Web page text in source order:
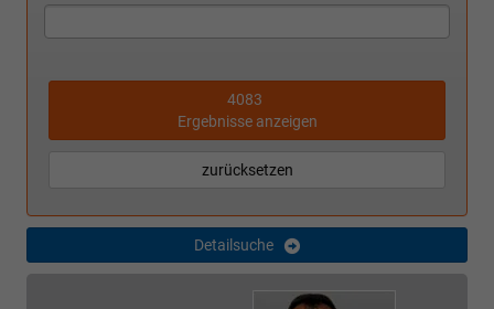
4083
Ergebnisse anzeigen
zurücksetzen
Detailsuche